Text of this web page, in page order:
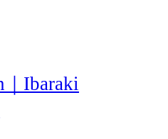
｜Ibaraki